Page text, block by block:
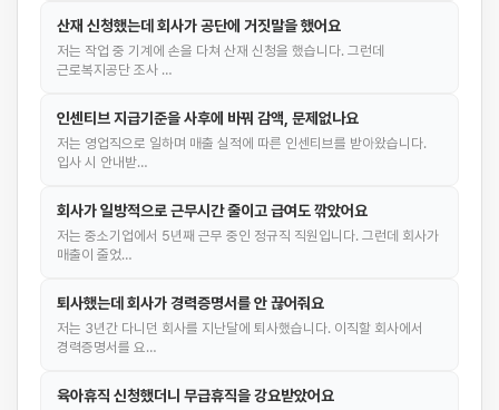
산재 신청했는데 회사가 공단에 거짓말을 했어요
저는 작업 중 기계에 손을 다쳐 산재 신청을 했습니다. 그런데
근로복지공단 조사 …
인센티브 지급기준을 사후에 바꿔 감액, 문제없나요
저는 영업직으로 일하며 매출 실적에 따른 인센티브를 받아왔습니다.
입사 시 안내받…
회사가 일방적으로 근무시간 줄이고 급여도 깎았어요
저는 중소기업에서 5년째 근무 중인 정규직 직원입니다. 그런데 회사가
매출이 줄었…
퇴사했는데 회사가 경력증명서를 안 끊어줘요
저는 3년간 다니던 회사를 지난달에 퇴사했습니다. 이직할 회사에서
경력증명서를 요…
육아휴직 신청했더니 무급휴직을 강요받았어요